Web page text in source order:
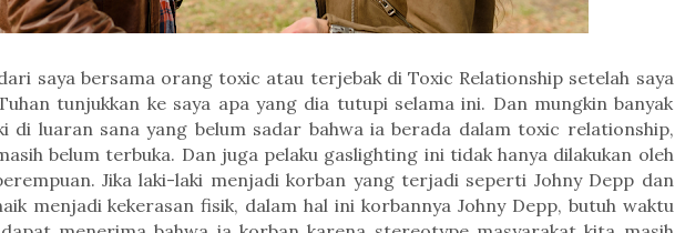
saya bersama orang toxic atau terjebak di Toxic Relationship setelah saya
tunjukkan ke saya apa yang dia tutupi selama ini. Dan mungkin banyak
di luaran sana yang belum sadar bahwa ia berada dalam toxic relationship,
belum terbuka. Dan juga pelaku gaslighting ini tidak hanya dilakukan oleh
Jika laki-laki menjadi korban yang terjadi seperti Johny Depp dan
menjadi kekerasan fisik, dalam hal ini korbannya Johny Depp, butuh waktu